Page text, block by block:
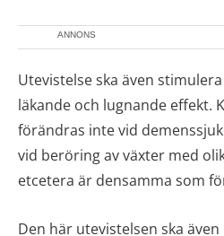
ANNONS
Utevistelse ska även
läkande och lugnande effekt.
förändras inte vid
vid beröring av växter med
etcetera är densamma som
Den här utevistelsen ska